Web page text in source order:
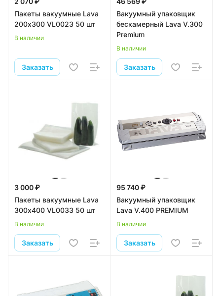
Пакеты вакуумные Lava
200х300 VL0023 50 шт
В наличии
Заказать
Вакуумный упаковщик
бескамерный Lava V.300
Premium
В наличии
Заказать
3 000 ₽
Пакеты вакуумные Lava
300х400 VL0033 50 шт
В наличии
Заказать
95 740 ₽
Вакуумный упаковщик
Lava V.400 PREMIUM
В наличии
Заказать